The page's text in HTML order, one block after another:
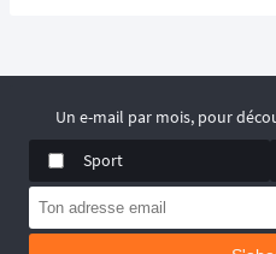
parcours dans le temps le plus
Un e-mail par mois, pour
Sport